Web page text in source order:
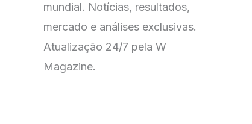
mundial. Notícias, resultados,
mercado e análises exclusivas.
Atualização 24/7 pela W
Magazine.